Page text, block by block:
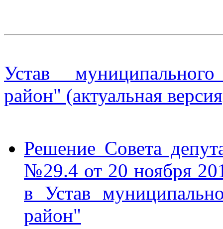
Устав
район" (актуальная
Решение Совета
№29.4 от 20 ноября
в Устав
район"